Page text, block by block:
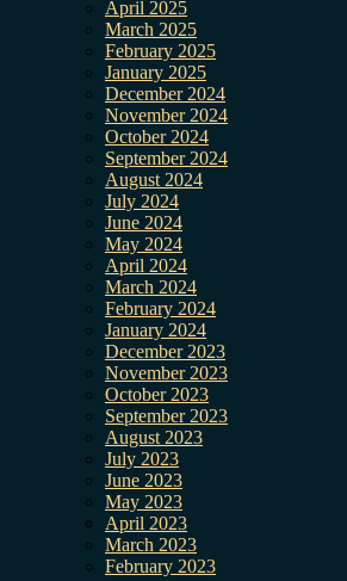
April 2025
March 2025
February 2025
January 2025
December 2024
November 2024
October 2024
September 2024
August 2024
July 2024
June 2024
May 2024
April 2024
March 2024
February 2024
January 2024
December 2023
November 2023
October 2023
September 2023
August 2023
July 2023
June 2023
May 2023
April 2023
March 2023
February 2023